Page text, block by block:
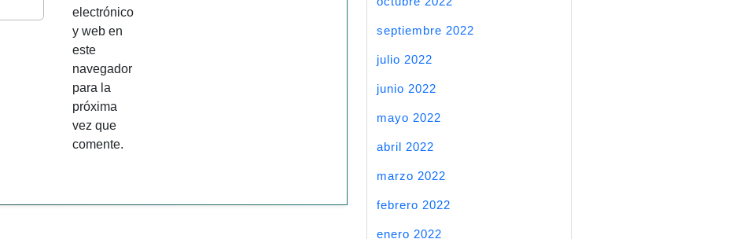
electrónico
y web en
este
navegador
para la
próxima
vez que
comente.
septiembre 2022
julio 2022
junio 2022
mayo 2022
abril 2022
marzo 2022
febrero 2022
enero 2022